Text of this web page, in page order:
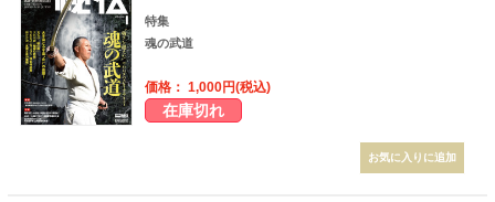
特集
魂の武道
価格： 1,000円(税込)
在庫切れ